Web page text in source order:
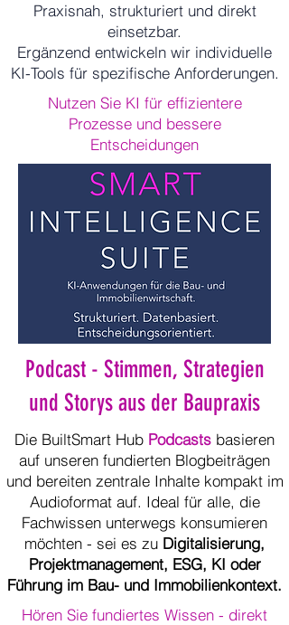
Praxisnah, strukturiert und direkt
einsetzbar.
Ergänzend entwickeln wir individuelle
KI-Tools für spezifische Anforderungen.
Nutzen Sie KI für effizientere
Prozesse und bessere
Entscheidungen
Podcast - Stimmen, Strategien
und Storys aus der Baupraxis
Die BuiltSmart Hub Podcasts basieren
auf unseren fundierten Blogbeiträgen
und bereiten zentrale Inhalte kompakt im
Audioformat auf. Ideal für alle, die
Fachwissen unterwegs konsumieren
möchten - sei es zu Digitalisierung,
Projektmanagement, ESG, KI oder
Führung im Bau- und Immobilienkontext.
Hören Sie fundiertes Wissen - direkt